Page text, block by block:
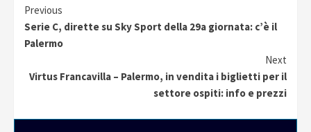
Continue
Reading
Previous
Serie C, dirette su Sky Sport della 29a giornata: c’è il
Palermo
Next
Virtus Francavilla – Palermo, in vendita i biglietti per il
settore ospiti: info e prezzi